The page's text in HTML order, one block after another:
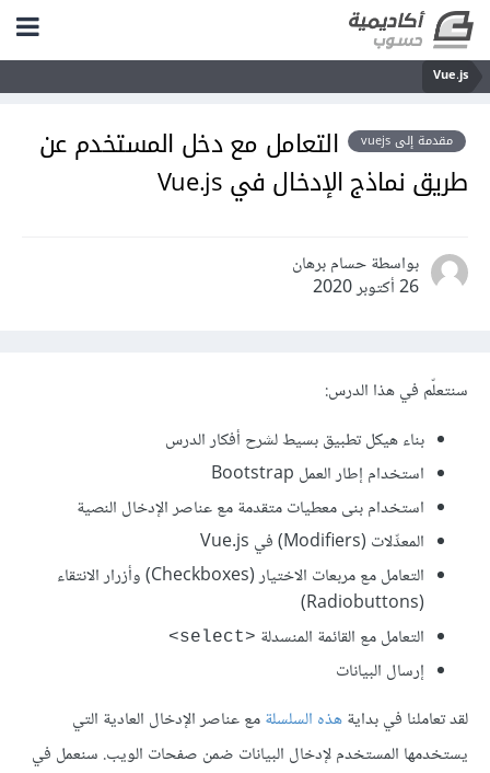
Vue.js
مقدمة إلى vuejs
التعامل مع دخل المستخدم عن
طريق نماذج الإدخال في Vue.js
بواسطة حسام برهان
26 أكتوبر 2020
سنتعلّم في هذا الدرس:
بناء هيكل تطبيق بسيط لشرح أفكار الدرس
استخدام إطار العمل Bootstrap
استخدام بنى معطيات متقدمة مع عناصر الإدخال النصية
المعدِّلات (Modifiers) في Vue.js
التعامل مع مربعات الاختيار (Checkboxes) وأزرار الانتقاء
(Radiobuttons)
التعامل مع القائمة المنسدلة <select>
إرسال البيانات ‎
لقد تعاملنا في بدايةهذه السلسلةمع عناصر الإدخال العادية التي
يستخدمها المستخدم لإدخال البيانات ضمن صفحات الويب. سنعمل في